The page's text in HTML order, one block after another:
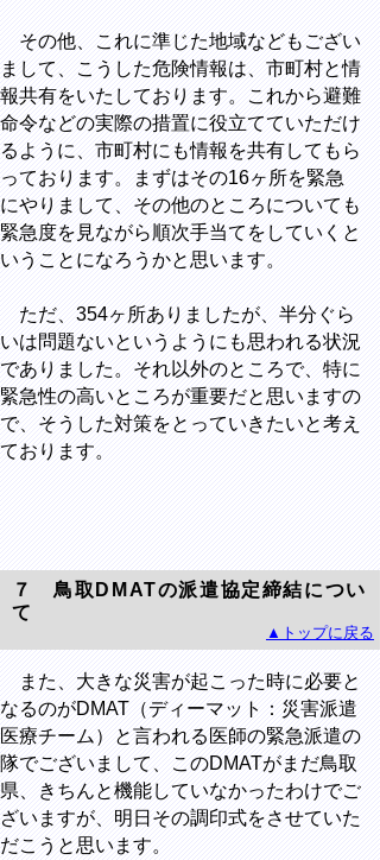
その他、これに準じた地域などもござい
まして、こうした危険情報は、市町村と情
報共有をいたしております。これから避難
命令などの実際の措置に役立てていただけ
るように、市町村にも情報を共有してもら
っております。まずはその16ヶ所を緊急
にやりまして、その他のところについても
緊急度を見ながら順次手当てをしていくと
いうことになろうかと思います。
ただ、354ヶ所ありましたが、半分ぐら
いは問題ないというようにも思われる状況
でありました。それ以外のところで、特に
緊急性の高いところが重要だと思いますの
で、そうした対策をとっていきたいと考え
ております。
７ 鳥取DMATの派遣協定締結につい
て
▲トップに戻る
また、大きな災害が起こった時に必要と
なるのがDMAT（ディーマット：災害派遣
医療チーム）と言われる医師の緊急派遣の
隊でございまして、このDMATがまだ鳥取
県、きちんと機能していなかったわけでご
ざいますが、明日その調印式をさせていた
だこうと思います。